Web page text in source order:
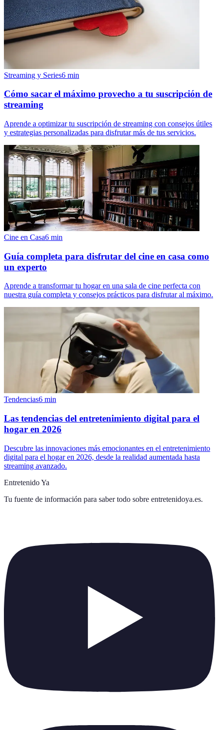
Streaming y Series6 min
Cómo sacar el máximo provecho a tu suscripción de
streaming
Aprende a optimizar tu suscripción de streaming con consejos útiles
y estrategias personalizadas para disfrutar más de tus servicios.
Cine en Casa6 min
Guía completa para disfrutar del cine en casa como
un experto
Aprende a transformar tu hogar en una sala de cine perfecta con
nuestra guía completa y consejos prácticos para disfrutar al máximo.
Tendencias6 min
Las tendencias del entretenimiento digital para el
hogar en 2026
Descubre las innovaciones más emocionantes en el entretenimiento
digital para el hogar en 2026, desde la realidad aumentada hasta
streaming avanzado.
Entretenido Ya
Tu fuente de información para saber todo sobre entretenidoya.es.